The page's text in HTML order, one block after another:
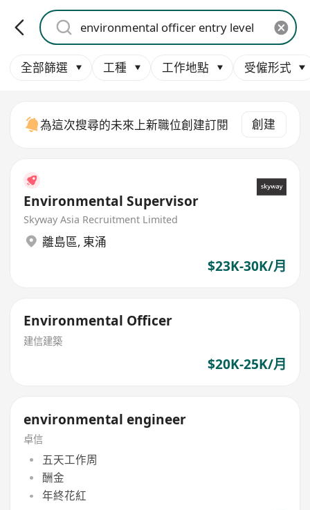
全部篩選 工種 工作地點 受僱形式
為這次搜尋的未來上新職位創建訂閱 創建
Environmental Supervisor
Skyway Asia Recruitment Limited
離島區, 東涌
$23K-30K/月
Environmental Officer
建信建築
$20K-25K/月
environmental engineer
卓信
五天工作周
酬金
年終花紅